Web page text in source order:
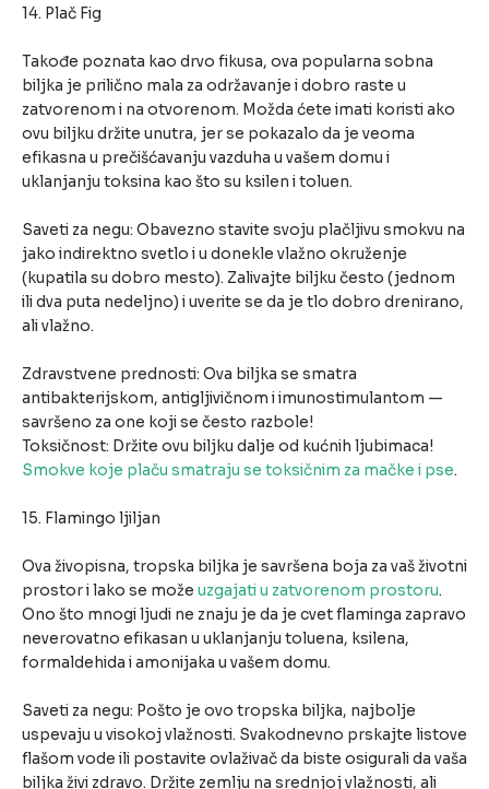
14. Plač Fig
Takođe poznata kao drvo fikusa, ova popularna sobna
biljka je prilično mala za održavanje i dobro raste u
zatvorenom i na otvorenom. Možda ćete imati koristi ako
ovu biljku držite unutra, jer se pokazalo da je veoma
efikasna u prečišćavanju vazduha u vašem domu i
uklanjanju toksina kao što su ksilen i toluen.
Saveti za negu: Obavezno stavite svoju plačljivu smokvu na
jako indirektno svetlo i u donekle vlažno okruženje
(kupatila su dobro mesto). Zalivajte biljku često (jednom
ili dva puta nedeljno) i uverite se da je tlo dobro drenirano,
ali vlažno.
Zdravstvene prednosti: Ova biljka se smatra
antibakterijskom, antigljivičnom i imunostimulantom —
savršeno za one koji se često razbole!
Toksičnost: Držite ovu biljku dalje od kućnih ljubimaca!
Smokve koje plaču smatraju se toksičnim za mačke i pse.
15. Flamingo ljiljan
Ova živopisna, tropska biljka je savršena boja za vaš životni
prostor i lako se može uzgajati u zatvorenom prostoru.
Ono što mnogi ljudi ne znaju je da je cvet flaminga zapravo
neverovatno efikasan u uklanjanju toluena, ksilena,
formaldehida i amonijaka u vašem domu.
Saveti za negu: Pošto je ovo tropska biljka, najbolje
uspevaju u visokoj vlažnosti. Svakodnevno prskajte listove
flašom vode ili postavite ovlaživač da biste osigurali da vaša
biljka živi zdravo. Držite zemlju na srednjoj vlažnosti, ali